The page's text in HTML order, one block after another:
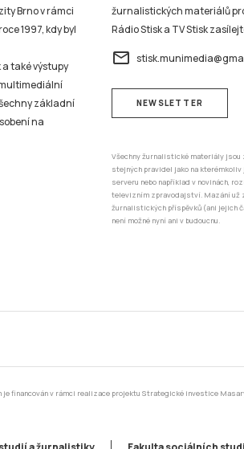
Brno v rámci
1997, kdy byl
také výstupy
základní
na
žurnalistických materiálů
Rádio Stisk a TV Stisk
email
NEWSLETTER
Všechny žurnalistické materiály jsou
stejných pravidel jako na
serveru nebo například v novinách,
televizním zpravodajství. Mazání už
žurnalistických příspěvků (ani jejich
není možné nyní ani v budoucnu.
je financován v rámci realizace projektu Strategické investice